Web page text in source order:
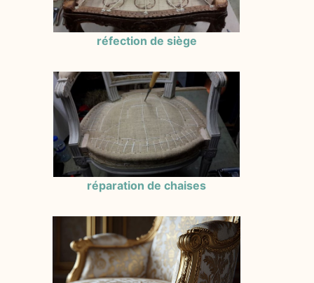
réfection de siège
réparation de chaises